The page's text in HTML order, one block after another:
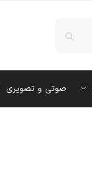
صوتی و تصویری